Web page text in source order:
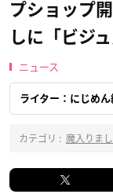
プショップ
しに「ビジュ
ニュース
ライター：にじめ
カテゴリ : 魔入りま